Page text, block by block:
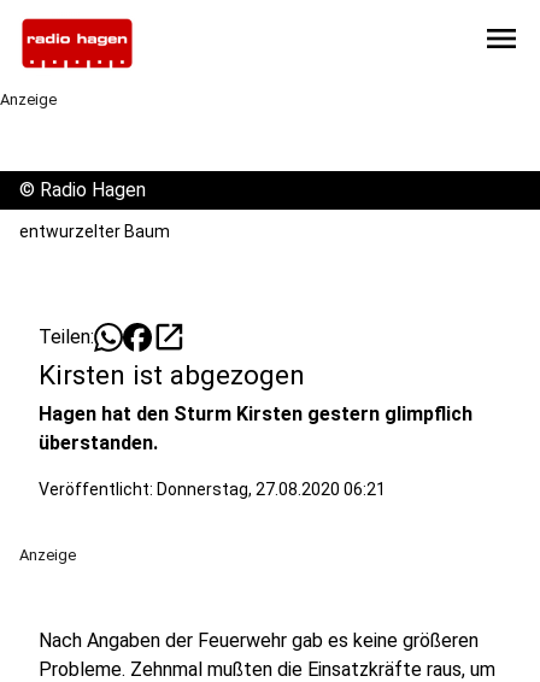
menu
Anzeige
© Radio Hagen
entwurzelter Baum
Teilen: open_in_new
Kirsten ist abgezogen
Hagen hat den Sturm Kirsten gestern glimpflich
überstanden.
Veröffentlicht: Donnerstag, 27.08.2020 06:21
Anzeige
Nach Angaben der Feuerwehr gab es keine größeren
Probleme. Zehnmal mußten die Einsatzkräfte raus, um